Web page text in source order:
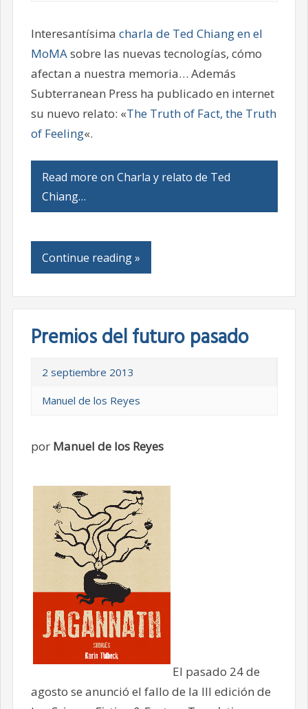
Interesantísima charla de Ted Chiang en el
MoMAsobre las nuevas tecnologías, cómo
afectan a nuestra memoria… Además
Subterranean Press ha publicado en internet
su nuevo relato: «The Truth of Fact, the Truth
of Feeling«.
Read more on Charla y relato de Ted
Chiang…
Continue reading »
Premios del futuro pasado
2 septiembre 2013
Manuel de los Reyes
por Manuel de los Reyes
El pasado 24 de
agosto se anunció el fallo de la III edición de